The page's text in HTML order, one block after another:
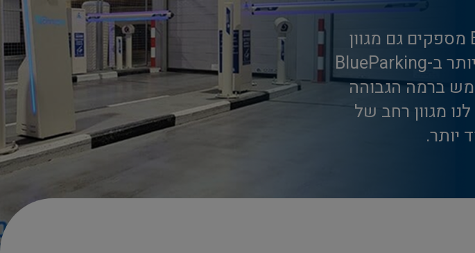
לצד מערכות הניהול המתקדמות, אנו ב-BlueParking מספקים גם מגוון
מוצרים נלווים ההופכים כל חניון ליעיל, בטוח ומסודר יותר ב-BlueParking
ברמה הגבוהה
מגוון רחב של
יותר.